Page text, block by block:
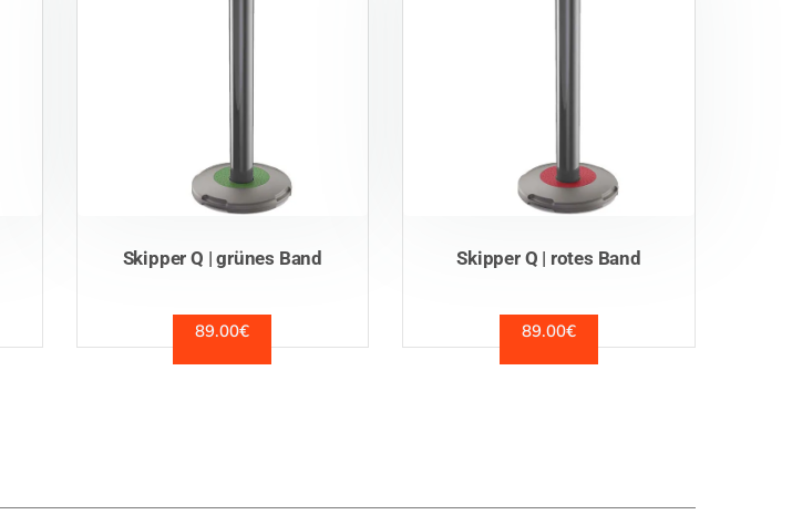
Skipper Q | grünes Band
89.00€
Skipper Q | rotes Band
89.00€